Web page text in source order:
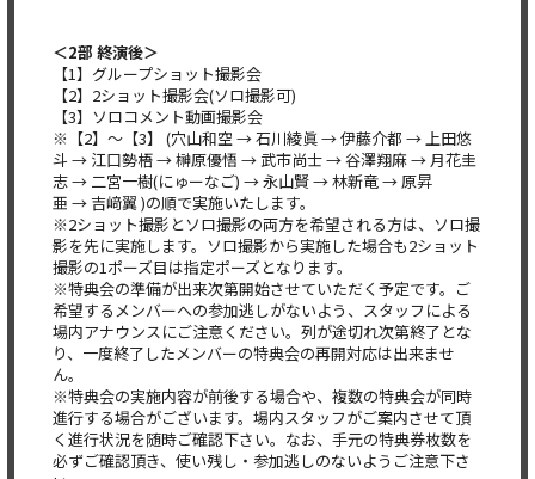
＜2部 終演後＞
【1】グループショット撮影会
【2】2ショット撮影会(ソロ撮影可)
【3】ソロコメント動画撮影会
※【2】～【3】 (穴山和空 → 石川綾眞 → 伊藤介都 → 上田悠
斗 → 江口勢梧 → 榊原優悟 → 武市尚士 → 谷澤翔麻 → 月花圭
志 → 二宮一樹(にゅーなご) → 永山賢 → 林新竜 → 原昇
亜 → 吉﨑翼 )の順で実施いたします。
※2ショット撮影とソロ撮影の両方を希望される方は、ソロ撮
影を先に実施します。ソロ撮影から実施した場合も2ショット
撮影の1ポーズ目は指定ポーズとなります。
※特典会の準備が出来次第開始させていただく予定です。ご
希望するメンバーへの参加逃しがないよう、スタッフによる
場内アナウンスにご注意ください。列が途切れ次第終了とな
り、一度終了したメンバーの特典会の再開対応は出来ませ
ん。
※特典会の実施内容が前後する場合や、複数の特典会が同時
進行する場合がございます。場内スタッフがご案内させて頂
く進行状況を随時ご確認下さい。なお、手元の特典券枚数を
必ずご確認頂き、使い残し・参加逃しのないようご注意下さ